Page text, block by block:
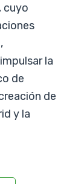
cuyo
la
de
de
y la